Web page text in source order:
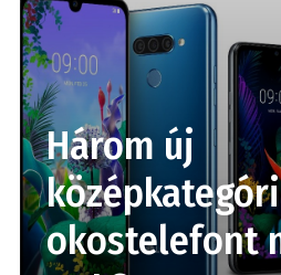
Három új
okostelefont